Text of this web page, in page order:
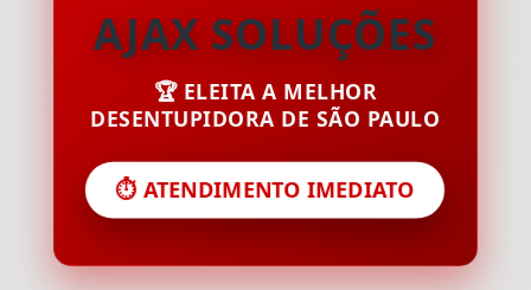
AJAX SOLUÇÕES
🏆 ELEITA A MELHOR
DESENTUPIDORA DE SÃO PAULO
⏱️ ATENDIMENTO IMEDIATO